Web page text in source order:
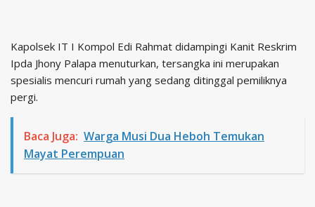
Kapolsek IT I Kompol Edi Rahmat didampingi Kanit Reskrim
Ipda Jhony Palapa menuturkan, tersangka ini merupakan
spesialis mencuri rumah yang sedang ditinggal pemiliknya
pergi.
Baca Juga: Warga Musi Dua Heboh Temukan
Mayat Perempuan